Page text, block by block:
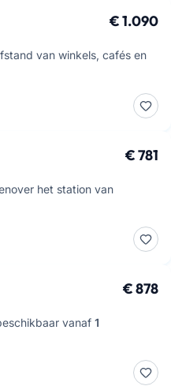
€ 1.090
van winkels, cafés en
€ 781
het station van
€ 878
vanaf 1